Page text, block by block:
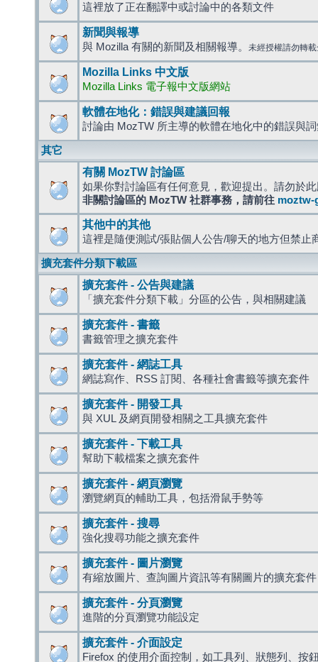
這裡放了正在翻譯中或討論中的各類文件
新聞與報導
與 Mozilla 有關的新聞及相關報導。 未經授權請勿轉
Mozilla Links 中文版
Mozilla Links 電子報中文版網站
軟體在地化：錯誤與建議回報
討論由 MozTW 所主導的軟體在地化中的錯誤與
其它
有關 MozTW 討論區
如果你對討論區有任何意見，歡迎提出。請勿於
非關討論區的 MozTW 社群事務，請前往 moztw-
其他中的其他
這裡是隨便測試/張貼個人公告/聊天的地方但禁止
擴充套件分類下載區
擴充套件 - 公告與建議
「擴充套件分類下載」分區的公告，與相關建議
擴充套件 - 書籤
書籤管理之擴充套件
擴充套件 - 網誌工具
網誌寫作、RSS 訂閱、各種社會書籤等擴充套件
擴充套件 - 開發工具
與 XUL 及網頁開發相關之工具擴充套件
擴充套件 - 下載工具
幫助下載檔案之擴充套件
擴充套件 - 網頁瀏覽
瀏覽網頁的輔助工具，包括滑鼠手勢等
擴充套件 - 搜尋
強化搜尋功能之擴充套件
擴充套件 - 圖片瀏覽
有縮放圖片、查詢圖片資訊等有關圖片的擴充套件
擴充套件 - 分頁瀏覽
進階的分頁瀏覽功能設定
擴充套件 - 介面設定
Firefox 的使用介面控制，如工具列、狀態列、按